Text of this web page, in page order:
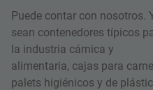
Puede contar con nosotros.
sean contenedores típicos
la industria cárnica y
alimentaria, cajas para
palets higiénicos y de